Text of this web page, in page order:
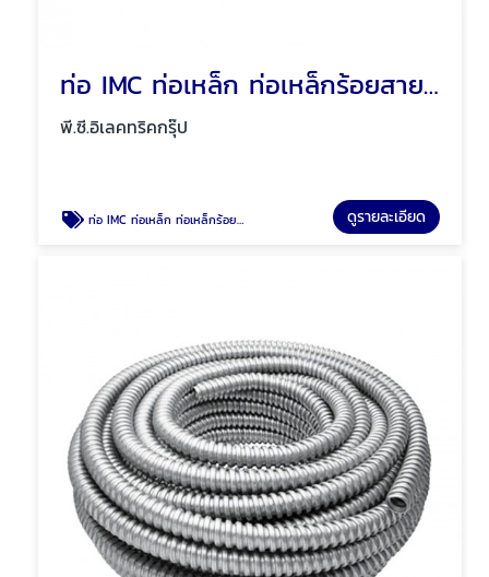
ท่อ IMC ท่อเหล็ก ท่อเหล็กร้อยสายไฟ พัทยา ชลบุรี
พี.ซี.อิเลคทริคกรุ๊ป
ท่อ IMC ท่อเหล็ก ท่อเหล็กร้อยสายไฟ พัทยา ชลบุรี ดูรายละเอียด